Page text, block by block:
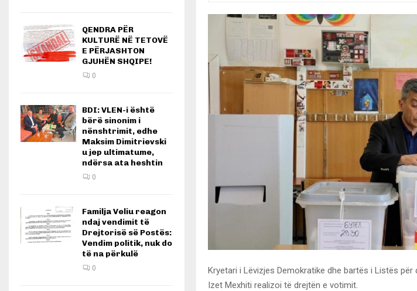
Kryetari i Lëvizjes Demokratike dhe bartës i Listës
Izet Mexhiti realizoi të drejtën e votimit.
QENDRA PËR
KULTURË NË TETOVË
E PËRJASHTON
GJUHËN SHQIPE!
0
BDI: VLEN-i është
bërë sinonim i
nënshtrimit, edhe
Maksim Dimitrievski
u jep ultimatume,
ndërsa ata heshtin
0
Familja Veliu reagon
ndaj vendimit të
Drejtorisë së Postës:
Vendim politik, nuk do
të na përkulë
0